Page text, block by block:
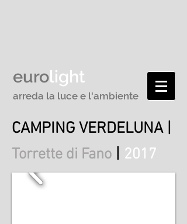
eurolight
arreda la luce e l'ambiente
CAMPING VERDELUNA |
Torrette di Fano 2017